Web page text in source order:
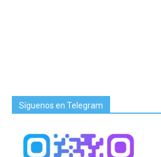
Síguenos en Telegram